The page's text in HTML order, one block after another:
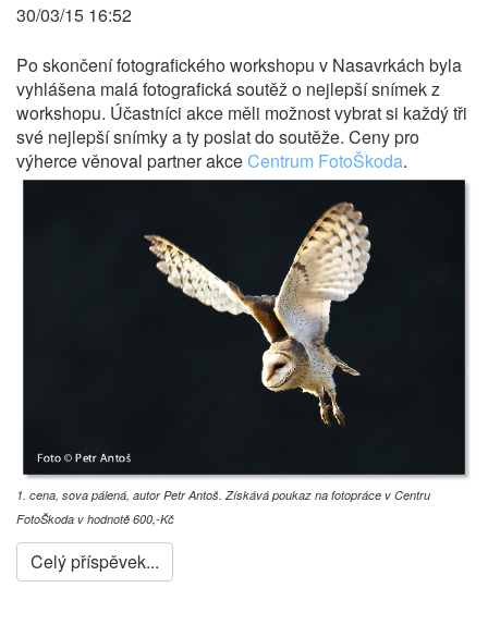
30/03/15 16:52
Po skončení fotografického workshopu v Nasavrkách byla
vyhlášena malá fotografická soutěž o nejlepší snímek z
workshopu. Účastníci akce měli možnost vybrat si každý tři
své nejlepší snímky a ty poslat do soutěže. Ceny pro
výherce věnoval partner akceCentrum FotoŠkoda.
1. cena, sova pálená, autor Petr Antoš. Získává poukaz na fotopráce v Centru
FotoŠkoda v hodnotě 600,-Kč
Celý příspěvek...